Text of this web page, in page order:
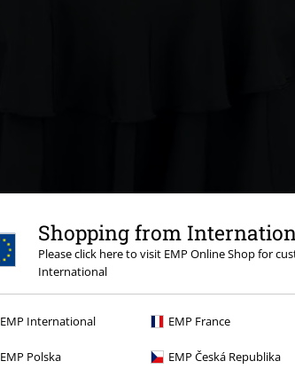
Shopping from
Please click here to visit EMP Online Shop for
International
EMP International EMP France
EMP Polska EMP Česká Republika